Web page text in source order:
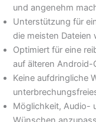
und angenehm
Unterstützung für
die meisten
Optimiert für eine
auf älteren Android-
Keine aufdringliche
Möglichkeit, Audio-